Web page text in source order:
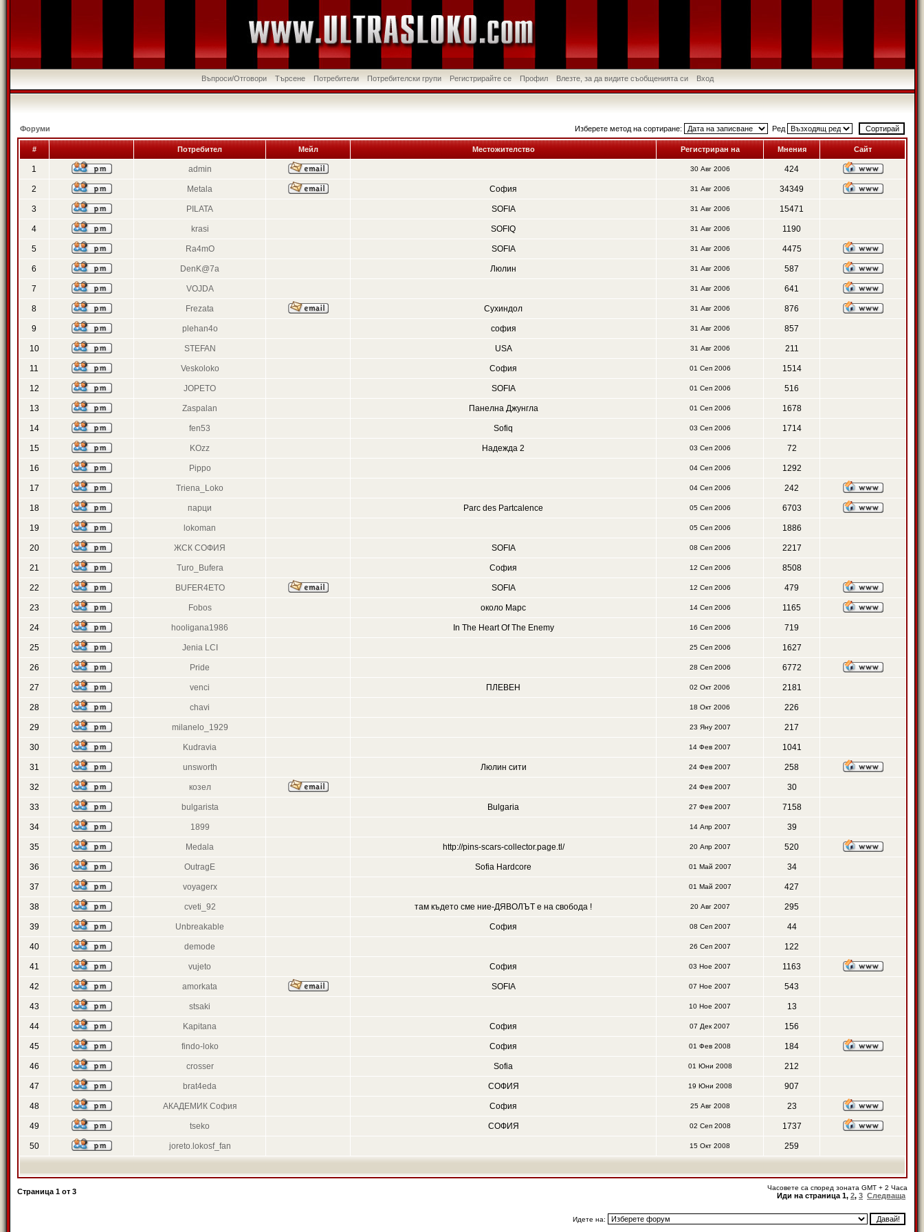
Въпроси/Отговори Търсене Потребители Потребителски групи Регистрирайте се Профил Влезте, за да видите съобщенията си Вход
Форуми Изберете метод на сортиране: Ред
# Потребител Мейл Местожителство Регистриран на Мнения Сайт
1 admin 30 Авг 2006 424
2 Metala София 31 Авг 2006 34349
3 PILATA SOFIA 31 Авг 2006 15471
4 krasi SOFIQ 31 Авг 2006 1190
5 Ra4mO SOFIA 31 Авг 2006 4475
6 DenK@7a Люлин 31 Авг 2006 587
7 VOJDA 31 Авг 2006 641
8 Frezata Сухиндол 31 Авг 2006 876
9 plehan4o софия 31 Авг 2006 857
10 STEFAN USA 31 Авг 2006 211
11 Veskoloko София 01 Сеп 2006 1514
12 JOPETO SOFIA 01 Сеп 2006 516
13 Zaspalan Панелна Джунгла 01 Сеп 2006 1678
14 fen53 Sofiq 03 Сеп 2006 1714
15 KOzz Надежда 2 03 Сеп 2006 72
16 Pippo 04 Сеп 2006 1292
17 Triena_Loko 04 Сеп 2006 242
18 парци Parc des Partcalence 05 Сеп 2006 6703
19 lokoman 05 Сеп 2006 1886
20 ЖСК СОФИЯ SOFIA 08 Сеп 2006 2217
21 Turo_Bufera София 12 Сеп 2006 8508
22 BUFER4ETO SOFIA 12 Сеп 2006 479
23 Fobos около Марс 14 Сеп 2006 1165
24 hooligana1986 In The Heart Of The Enemy 16 Сеп 2006 719
25 Jenia LCI 25 Сеп 2006 1627
26 Pride 28 Сеп 2006 6772
27 venci ПЛЕВЕН 02 Окт 2006 2181
28 chavi 18 Окт 2006 226
29 milanelo_1929 23 Яну 2007 217
30 Kudravia 14 Фев 2007 1041
31 unsworth Люлин сити 24 Фев 2007 258
32 козел 24 Фев 2007 30
33 bulgarista Bulgaria 27 Фев 2007 7158
34 1899 14 Апр 2007 39
35 Medala http://pins-scars-collector.page.tl/ 20 Апр 2007 520
36 OutragE Sofia Hardcore 01 Май 2007 34
37 voyagerx 01 Май 2007 427
38 cveti_92 там където сме ние-ДЯВОЛЪТ е на свобода ! 20 Авг 2007 295
39 Unbreakable София 08 Сеп 2007 44
40 demode 26 Сеп 2007 122
41 vujeto София 03 Ное 2007 1163
42 amorkata SOFIA 07 Ное 2007 543
43 stsaki 10 Ное 2007 13
44 Kapitana София 07 Дек 2007 156
45 findo-loko София 01 Фев 2008 184
46 crosser Sofia 01 Юни 2008 212
47 brat4eda СОФИЯ 19 Юни 2008 907
48 АКАДЕМИК София София 25 Авг 2008 23
49 tseko СОФИЯ 02 Сеп 2008 1737
50 joreto.lokosf_fan 15 Окт 2008 259
Страница 1 от 3 Часовете са според зоната GMT + 2 Часа
Иди на страница 1, 2, 3 Следваща
Идете на: